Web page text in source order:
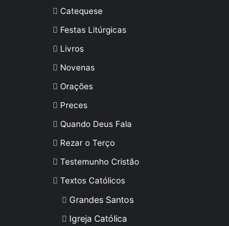
Catequese
Festas Litúrgicas
Livros
Novenas
Orações
Preces
Quando Deus Fala
Rezar o Terço
Testemunho Cristão
Textos Católicos
Grandes Santos
Igreja Católica